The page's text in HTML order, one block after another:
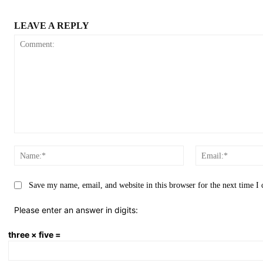
LEAVE A REPLY
Name:*
Save my name, email, and website in this browser for the next time I
Please enter an answer in digits:
three × five =